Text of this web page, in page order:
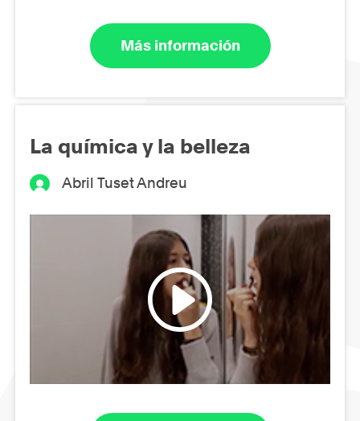
Más información
La química y la belleza
Abril Tuset Andreu